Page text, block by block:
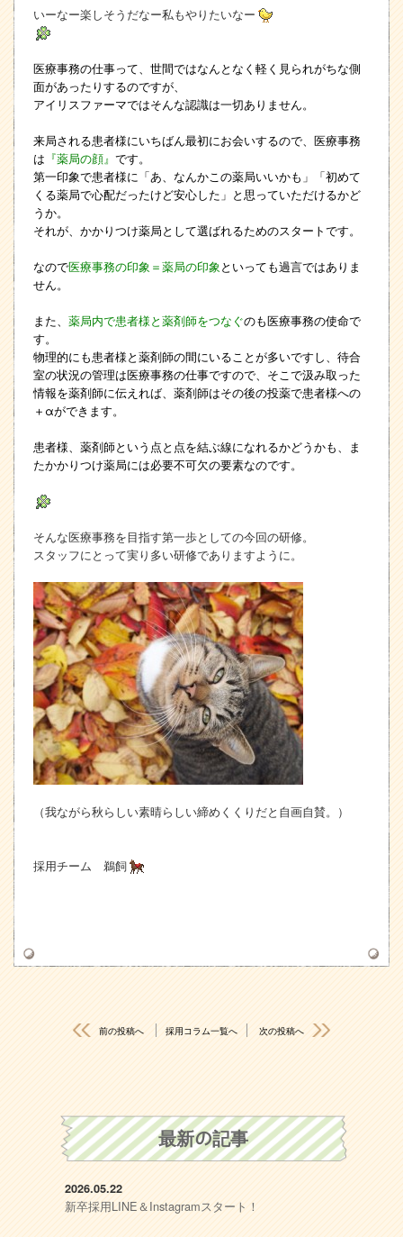
いーなー楽しそうだなー私もやりたいなー
医療事務の仕事って、世間ではなんとなく軽く見られがちな側
面があったりするのですが、
アイリスファーマではそんな認識は一切ありません。
来局される患者様にいちばん最初にお会いするので、医療事務
は 『薬局の顔』 です。
第一印象で患者様に「あ、なんかこの薬局いいかも」「初めて
くる薬局で心配だったけど安心した」と思っていただけるかど
うか。
それが、かかりつけ薬局として選ばれるためのスタートです。
なので医療事務の印象＝薬局の印象といっても過言ではありま
せん。
また、 薬局内で患者様と薬剤師をつなぐのも医療事務の使命で
す。
物理的にも患者様と薬剤師の間にいることが多いですし、待合
室の状況の管理は医療事務の仕事ですので、そこで汲み取った
情報を薬剤師に伝えれば、薬剤師はその後の投薬で患者様への
＋αができます。
患者様、薬剤師という点と点を結ぶ線になれるかどうかも、ま
たかかりつけ薬局には必要不可欠の要素なのです。
そんな医療事務を目指す第一歩としての今回の研修。
スタッフにとって実り多い研修でありますように。
（我ながら秋らしい素晴らしい締めくくりだと自画自賛。）
採用チーム 鵜飼
前の投稿へ 採用コラム一覧へ 次の投稿へ
最新の記事
2026.05.22
新卒採用LINE＆Instagramスタート！